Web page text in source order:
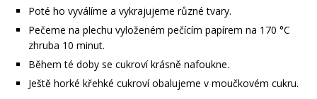
Poté ho vyválíme a vykrajujeme různé tvary.
Pečeme na plechu vyloženém pečícím papírem na 170 °C
zhruba 10 minut.
Během té doby se cukroví krásně nafoukne.
Ještě horké křehké cukroví obalujeme v moučkovém cukru.